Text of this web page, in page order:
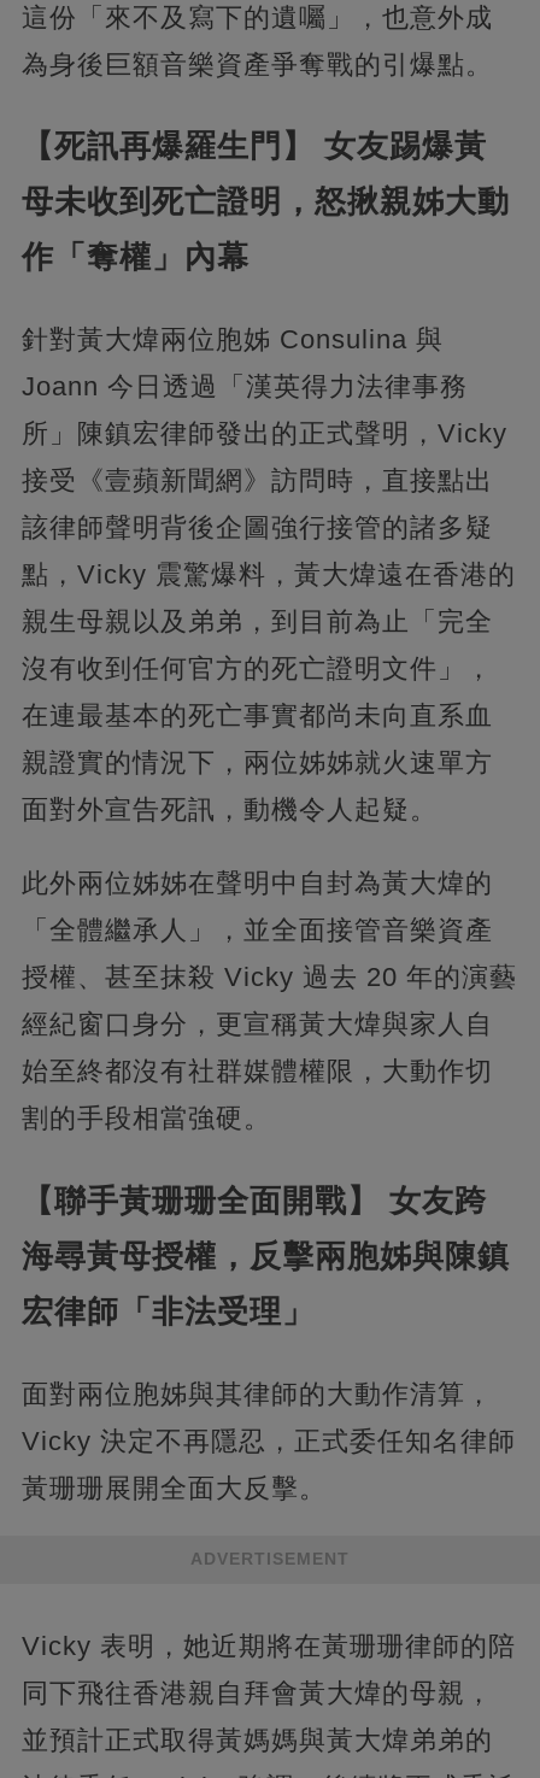
這份「來不及寫下的遺囑」，也意外成
為身後巨額音樂資產爭奪戰的引爆點。
【死訊再爆羅生門】 女友踢爆黃
母未收到死亡證明，怒揪親姊大動
作「奪權」內幕
針對黃大煒兩位胞姊 Consulina 與
Joann 今日透過「漢英得力法律事務
所」陳鎮宏律師發出的正式聲明，Vicky
接受《壹蘋新聞網》訪問時，直接點出
該律師聲明背後企圖強行接管的諸多疑
點，Vicky 震驚爆料，黃大煒遠在香港的
親生母親以及弟弟，到目前為止「完全
沒有收到任何官方的死亡證明文件」，
在連最基本的死亡事實都尚未向直系血
親證實的情況下，兩位姊姊就火速單方
面對外宣告死訊，動機令人起疑。
此外兩位姊姊在聲明中自封為黃大煒的
「全體繼承人」，並全面接管音樂資產
授權、甚至抹殺 Vicky 過去 20 年的演藝
經紀窗口身分，更宣稱黃大煒與家人自
始至終都沒有社群媒體權限，大動作切
割的手段相當強硬。
【聯手黃珊珊全面開戰】 女友跨
海尋黃母授權，反擊兩胞姊與陳鎮
宏律師「非法受理」
面對兩位胞姊與其律師的大動作清算，
Vicky 決定不再隱忍，正式委任知名律師
黃珊珊展開全面大反擊。
ADVERTISEMENT
Vicky 表明，她近期將在黃珊珊律師的陪
同下飛往香港親自拜會黃大煒的母親，
並預計正式取得黃媽媽與黃大煒弟弟的